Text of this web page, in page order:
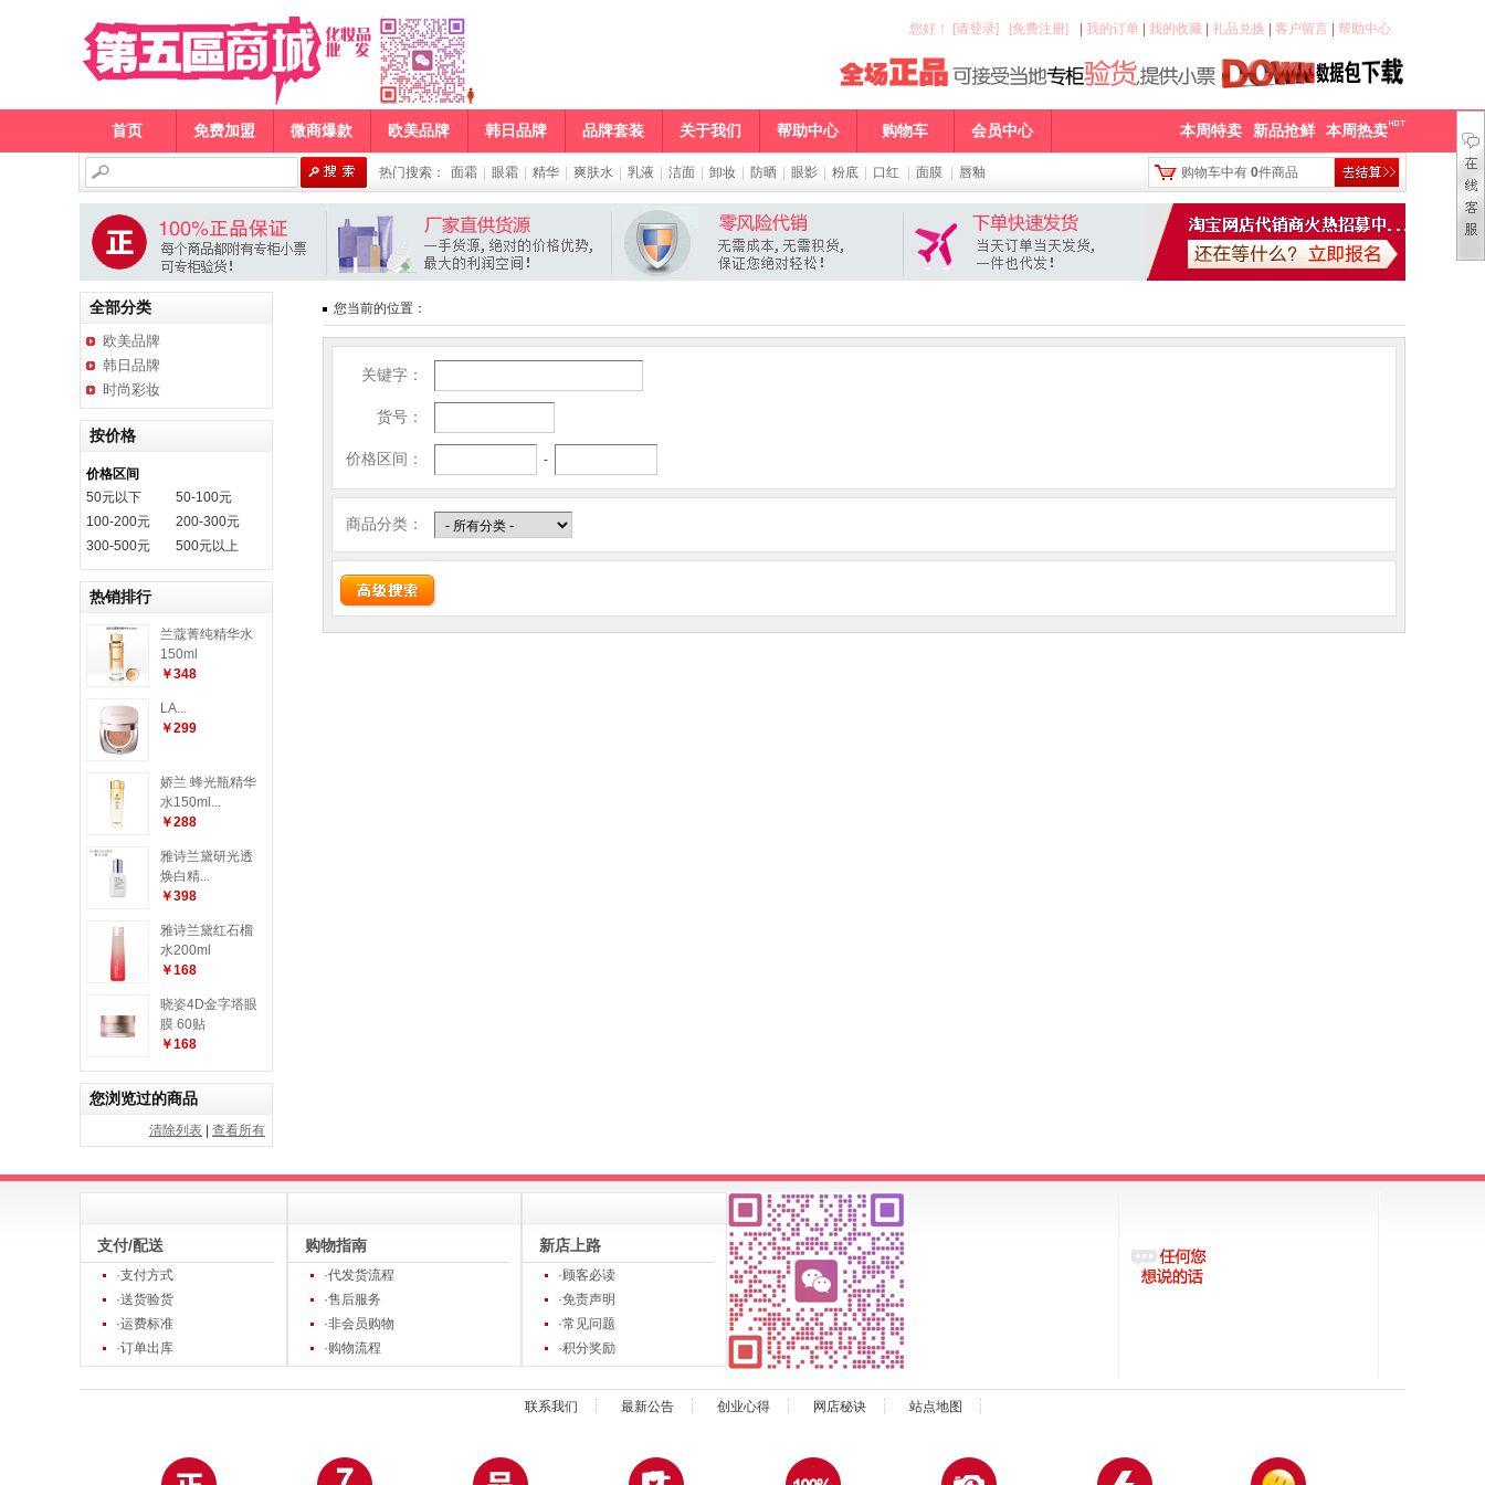
我的订单 我的收藏 礼品兑换 客户留言 帮助中心
您好 ！ [请登录] [免费注册]
首页 免费加盟 微商爆款 欧美品牌 韩日品牌 品牌套装 关于我们 帮助中心 购物车 会员中心 本周特卖 新品抢鲜 本周热卖
热门搜索： 面霜 眼霜 精华 爽肤水 乳液 洁面 卸妆 防晒 眼影 粉底 口红 面膜 唇釉 购物车中有 0件商品
您当前的位置：
关键字：
货号：
价格区间： -
商品分类：
全部分类
欧美品牌
韩日品牌
时尚彩妆
按价格
价格区间
50元以下
50-100元
100-200元
200-300元
300-500元
500元以上
热销排行
兰蔻菁纯精华水
150ml
￥348
LA...
￥299
娇兰 蜂光瓶精华
水150ml...
￥288
雅诗兰黛研光透
焕白精...
￥398
雅诗兰黛红石榴
水200ml
￥168
晓姿4D金字塔眼
膜 60贴
￥168
您浏览过的商品
清除列表 查看所有
支付/配送
·支付方式
·送货验货
·运费标准
·订单出库
购物指南
·代发货流程
·售后服务
·非会员购物
·购物流程
新店上路
·顾客必读
·免责声明
·常见问题
·积分奖励
联系我们 最新公告 创业心得 网店秘诀 站点地图